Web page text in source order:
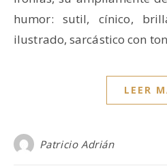
humor: sutil, cínico,
ilustrado, sarcástico con
LEER
Patricio Adrián